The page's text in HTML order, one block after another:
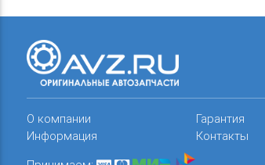
О компании
Информация
Гарантия
Контакты